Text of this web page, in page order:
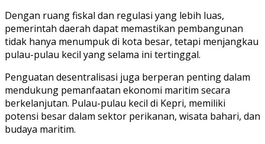
Dengan ruang fiskal dan regulasi yang lebih luas,
pemerintah daerah dapat memastikan pembangunan
tidak hanya menumpuk di kota besar, tetapi menjangkau
pulau-pulau kecil yang selama ini tertinggal.
Penguatan desentralisasi juga berperan penting dalam
mendukung pemanfaatan ekonomi maritim secara
berkelanjutan. Pulau-pulau kecil di Kepri, memiliki
potensi besar dalam sektor perikanan, wisata bahari, dan
budaya maritim.